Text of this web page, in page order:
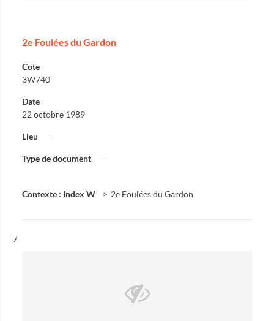
2e Foulées du Gardon
Cote
3W740
Date
22 octobre 1989
Lieu -
Type de document -
Contexte : Index W 2e Foulées du Gardon
Résultat n°
7